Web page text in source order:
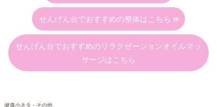
せんげん台でおすすめの整体はこちら
せんげん台でおすすめのリラクゼーションオイルマッ
サージはこちら
健康小ネタ・その他